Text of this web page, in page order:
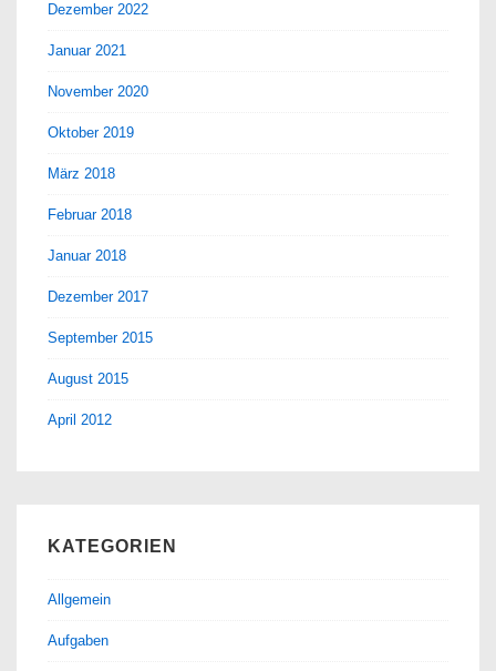
Dezember 2022
Januar 2021
November 2020
Oktober 2019
März 2018
Februar 2018
Januar 2018
Dezember 2017
September 2015
August 2015
April 2012
KATEGORIEN
Allgemein
Aufgaben